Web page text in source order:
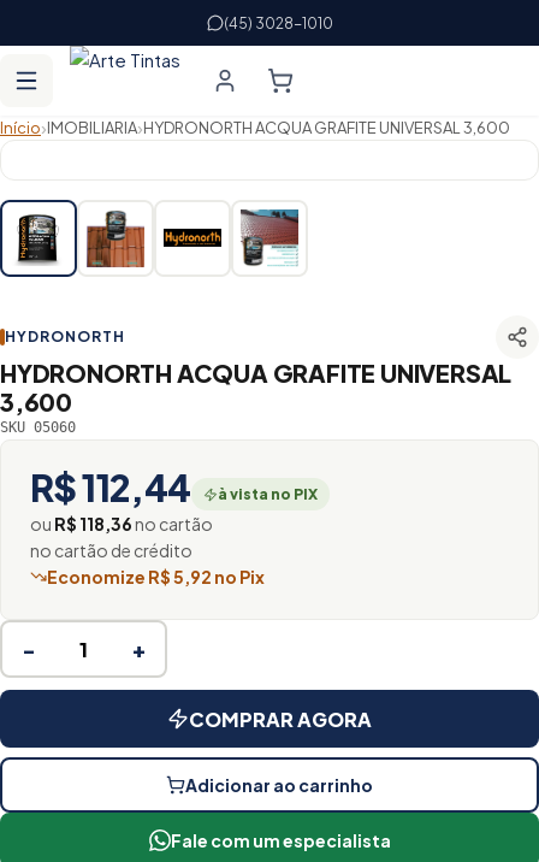
(45) 3028-1010
Início›IMOBILIARIA›HYDRONORTH ACQUA GRAFITE UNIVERSAL 3,600
HYDRONORTH
HYDRONORTH ACQUA GRAFITE UNIVERSAL
3,600
SKU 05060
R$ 112,44 à vista no PIX
ou R$ 118,36no cartão
no cartão de crédito
Economize R$ 5,92 no Pix
− +
COMPRAR AGORA
Adicionar ao carrinho
Fale com um especialista